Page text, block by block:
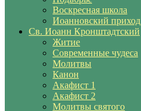
Воскресная школа
Иоанновский приход
Св. Иоанн Кронштадтский
Житие
Современные чудеса
Молитвы
Канон
Акафист 1
Акафист 2
Молитвы святого